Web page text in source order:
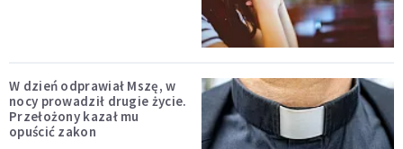
W dzień odprawiał Mszę, w
nocy prowadził drugie życie.
Przełożony kazał mu
opuścić zakon